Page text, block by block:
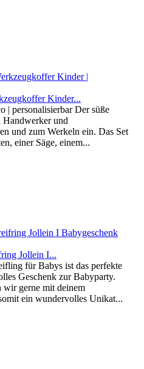
Kinder...
| personalisierbar Der süße
Handwerker und
und zum Werkeln ein. Das Set
einer Säge, einem...
Jollein I...
für Babys ist das perfekte
Geschenk zur Babyparty.
wir gerne mit deinem
ein wundervolles Unikat...